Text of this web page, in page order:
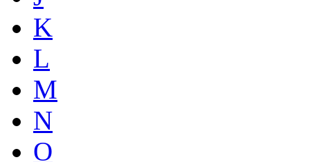
K
L
M
N
O